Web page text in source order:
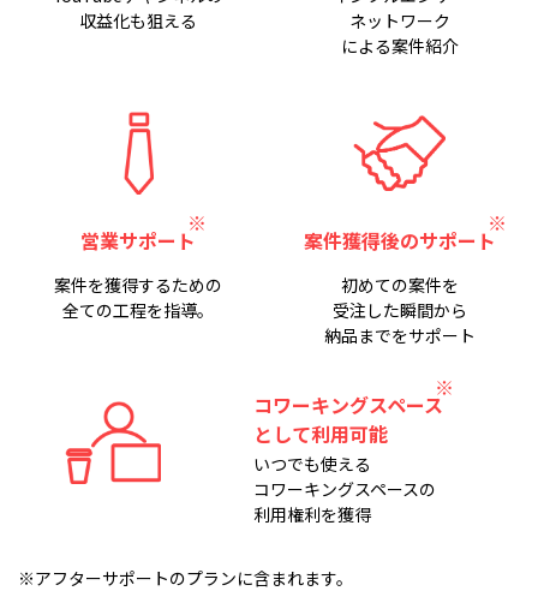
収益化も狙える
ネットワーク
による案件紹介
営業サポート
案件を獲得するための
全ての工程を指導。
案件獲得後のサポート
初めての案件を
受注した瞬間から
納品までをサポート
コワーキングスペース
として利用可能
いつでも使える
コワーキングスペースの
利用権利を獲得
※アフターサポートのプランに含まれます。